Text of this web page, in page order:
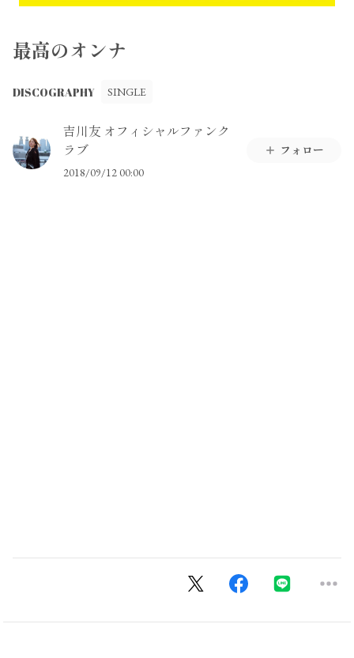
最高のオンナ
DISCOGRAPHY SINGLE
吉川友 オフィシャルファンク
ラブ
2018/09/12 00:00
フォロー